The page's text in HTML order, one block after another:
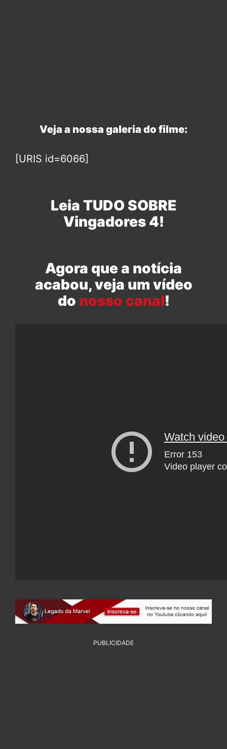
Veja a nossa galeria do filme:
[URIS id=6066]
Leia TUDO SOBRE
Vingadores 4!
Agora que a notícia
acabou, veja um vídeo
do nosso canal!
PUBLICIDADE